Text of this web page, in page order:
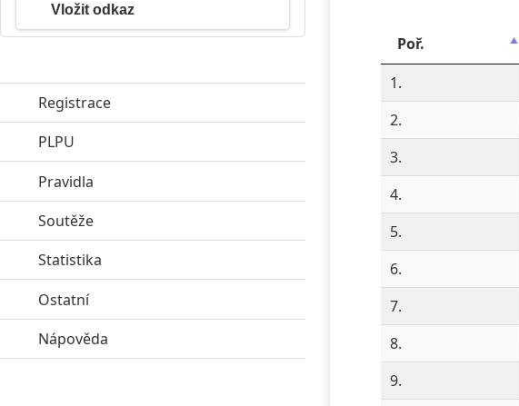
Poř.
1.
2.
3.
4.
5.
6.
7.
8.
9.
Vložit odkaz
Registrace
PLPU
Pravidla
Soutěže
Statistika
Ostatníclick to expand contents
Nápověda